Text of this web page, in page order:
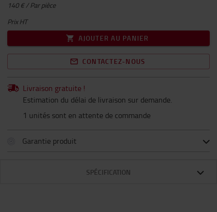
140 € / Par pièce
Prix HT
AJOUTER AU PANIER
CONTACTEZ-NOUS
Livraison gratuite !
Estimation du délai de livraison sur demande.
1 unités sont en attente de commande
Garantie produit
SPÉCIFICATION